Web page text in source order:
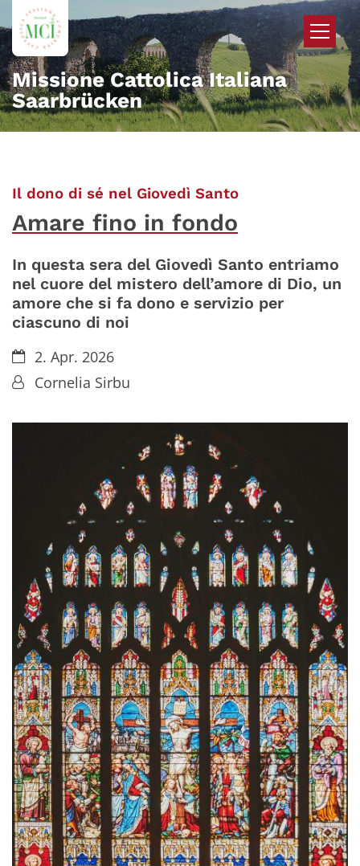
Zum Inhalt springen
Missione Cattolica Italiana
Saarbrücken
Il dono di sé nel Giovedì Santo:
Amare fino in fondo
In questa sera del Giovedì Santo entriamo
nel cuore del mistero dell’amore di Dio, un
amore che si fa dono e servizio per
ciascuno di noi
Datum:2. Apr. 2026
Von:Cornelia Sirbu